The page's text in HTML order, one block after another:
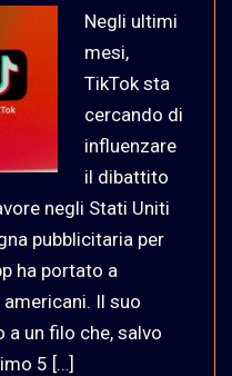
Negli ultimi
mesi,
TikTok sta
cercando di
influenzare
il dibattito
negli Stati Uniti
pubblicitaria per
ha portato a
Il suo
a un filo che, salvo
5 […]